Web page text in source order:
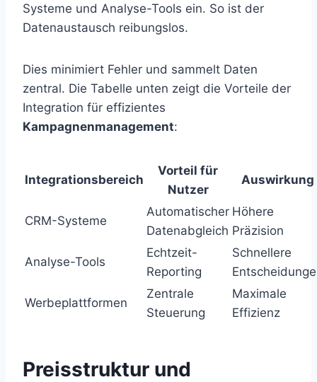
Systeme und Analyse-Tools ein. So ist der
Datenaustausch reibungslos.
Dies minimiert Fehler und sammelt Daten
zentral. Die Tabelle unten zeigt die Vorteile der
Integration für effizientes
Kampagnenmanagement:
Integrationsbereich
Vorteil für
Nutzer
Auswirkung
CRM-Systeme
Automatischer
Datenabgleich
Höhere
Präzision
Analyse-Tools
Echtzeit-
Reporting
Schnellere
Werbeplattformen
Zentrale
Steuerung
Maximale
Effizienz
Preisstruktur und